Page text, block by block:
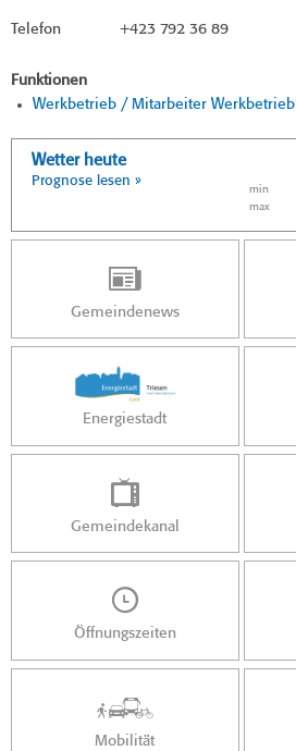
Telefon +423 792 36 89
Funktionen
Werkbetrieb / Mitarbeiter Werkbetrieb
Wetter heute
Prognose lesen »
min
max
Gemeindenews
Energiestadt
Gemeindekanal
Öffnungszeiten
Mobilität